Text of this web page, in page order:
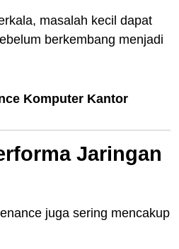
masalah kecil dapat
berkembang menjadi
Komputer Kantor
Jaringan
juga sering mencakup